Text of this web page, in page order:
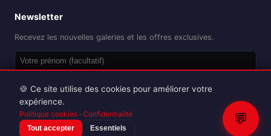
Newsletter
Recevez les nouvelles galeries et les offres exclusives.
Reproduction interdite sans autorisation.
💬
🍪 Ce site utilise des cookies pour améliorer votre
expérience.
Politique cookies · Confidentialité
Tout accepter Essentiels